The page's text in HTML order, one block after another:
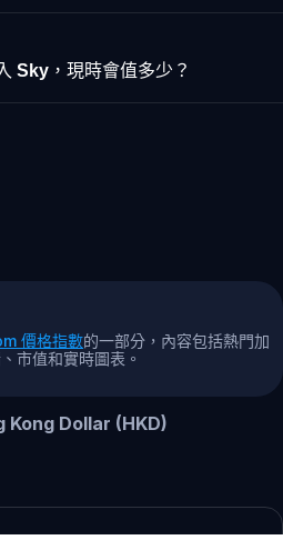
Sky，現時會值多少？
價格指數的一部分，內容包括熱門加
市值和實時圖表。
Kong Dollar (HKD)